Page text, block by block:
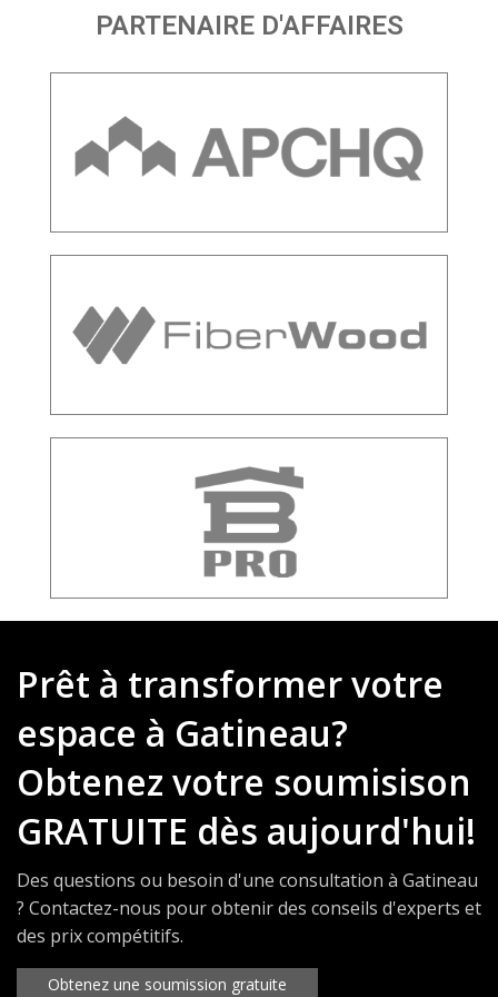
PARTENAIRE D'AFFAIRES
Prêt à transformer votre
espace à Gatineau?
Obtenez votre soumisison
GRATUITE dès aujourd'hui!
Des questions ou besoin d'une consultation à Gatineau
? Contactez-nous pour obtenir des conseils d'experts et
des prix compétitifs.
Obtenez une soumission gratuite